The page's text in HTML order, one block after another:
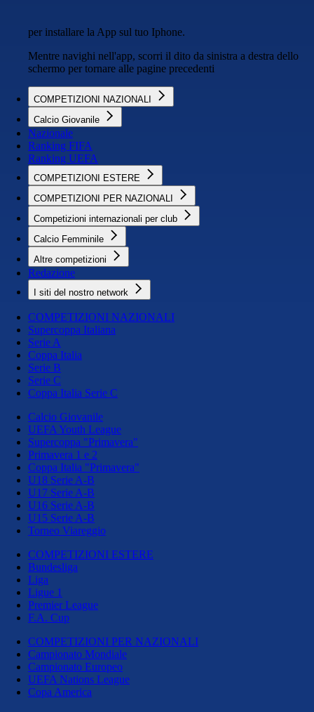
per installare la App sul tuo Iphone.
Mentre navighi nell'app, scorri il dito da sinistra a destra dello
schermo per tornare alle pagine precedenti
COMPETIZIONI NAZIONALI
Calcio Giovanile
Nazionale
Ranking FIFA
Ranking UEFA
COMPETIZIONI ESTERE
COMPETIZIONI PER NAZIONALI
Competizioni internazionali per club
Calcio Femminile
Altre competizioni
Redazione
I siti del nostro network
COMPETIZIONI NAZIONALI
Supercoppa Italiana
Serie A
Coppa Italia
Serie B
Serie C
Coppa Italia Serie C
Calcio Giovanile
UEFA Youth League
Supercoppa "Primavera"
Primavera 1 e 2
Coppa Italia "Primavera"
U18 Serie A-B
U17 Serie A-B
U16 Serie A-B
U15 Serie A-B
Torneo Viareggio
COMPETIZIONI ESTERE
Bundesliga
Liga
Ligue 1
Premier League
F.A. Cup
COMPETIZIONI PER NAZIONALI
Campionato Mondiale
Campionato Europeo
UEFA Nations League
Copa America